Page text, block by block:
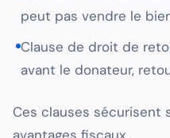
peut pas vendre le
Clause de droit de
avant le donateur,
Ces clauses sécurisent